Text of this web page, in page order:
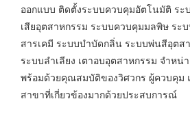
ออกแบบ ติดตั้งระบบควบคุมอัตโนมัติ ร
เสียอุตสาหกรรม ระบบควบคุมมลพิษ ระ
สารเคมี ระบบบำบัดกลิ่น ระบบพ่นสีอุตส
ระบบลำเลียง เตาอบอุตสาหกรรม จำหน่
พร้อมด้วยคุณสมบัติของวิศวกร ผู้ควบคุม
สาขาที่เกี่ยวข้องมากด้วยประสบการณ์